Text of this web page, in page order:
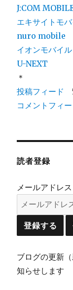
J:COM
エキサイトモ
nuro mobile
イオンモバイル
U-NEXT
＊
投稿フィード
コメントフィー
読者登録
メールアドレス
ブログの更新
知らせします